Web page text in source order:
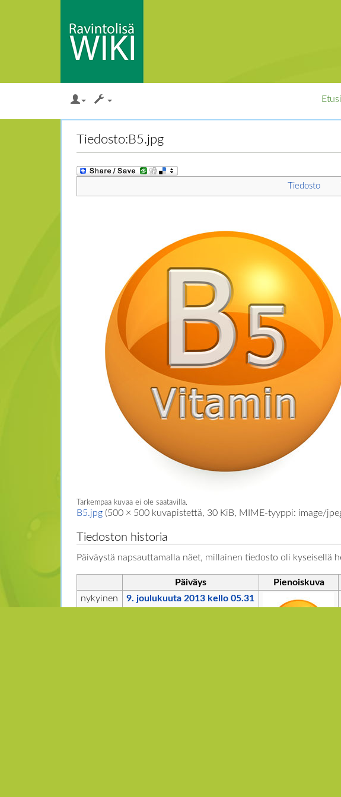
Loikkaa:
Tiedosto:B5.jpg
Tiedosto
Tarkempaa kuvaa ei ole saatavilla.
B5.jpg (500 × 500 kuvapistettä, 30 KiB, MIME-tyyppi: image/
Tiedoston historia
Päiväystä napsauttamalla näet, millainen tiedosto oli kyseisellä
Päiväys Pienoiskuva
nykyinen
9. joulukuuta 2013 kello 05.31